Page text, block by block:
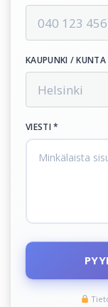
KAUPUNKI /
VIESTI *